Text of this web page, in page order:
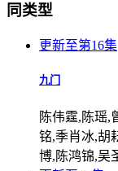
同类型
更新至第16集
九门
陈伟霆,陈瑶,
铭,季肖冰,胡
博,陈鸿锦,吴